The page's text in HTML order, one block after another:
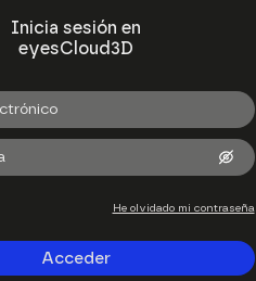
Inicia sesión en
eyesCloud3D
He olvidado mi contraseña
Acceder